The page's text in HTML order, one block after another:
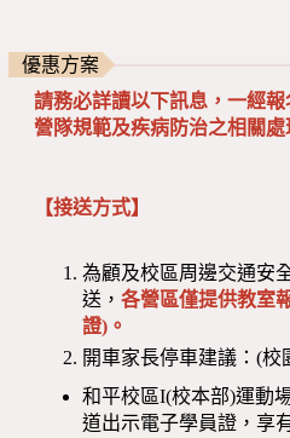
優惠方案
請務必詳讀以下訊息，一經
營隊規範及疾病防治之相關處
【接送方式】
為顧及校區周邊交通安
送，各營區僅提供教室
證)。
開車家長停車建議：(
和平校區I(校本部)運動
道出示電子學員證，享